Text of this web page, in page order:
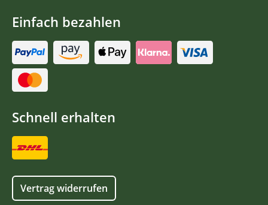
Einfach bezahlen
Schnell erhalten
Vertrag widerrufen